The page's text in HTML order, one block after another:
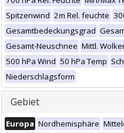
Spitzenwind 2m Rel. feuchte
Gesamtbedeckungsgrad
Gesamt-Neuschnee Mittl.
500 hPa Wind 50 hPa Temp
Niederschlagsform
Gebiet
Europa Nordhemisphäre